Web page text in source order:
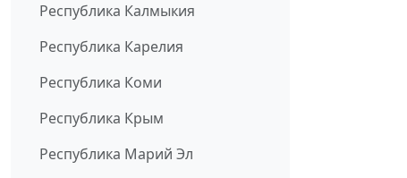
Республика Калмыкия
Республика Карелия
Республика Коми
Республика Крым
Республика Марий Эл